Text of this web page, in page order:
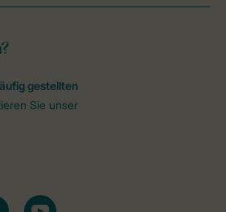
gestellten
Sie unser
youtube